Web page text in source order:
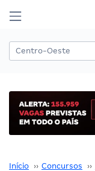
Início ›› Concursos ››